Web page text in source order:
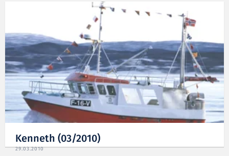
Kenneth (03/2010)
29.03.2010